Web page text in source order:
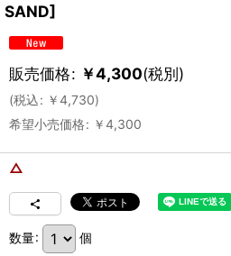
SAND]
販売価格: ￥4,300(税別)
(税込: ￥4,730)
希望小売価格: ￥4,300
△
数量: 個